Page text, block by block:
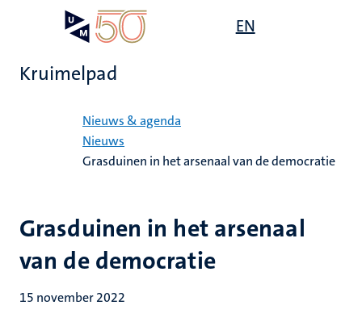
EN
Kruimelpad
Nieuws & agenda
Nieuws
Grasduinen in het arsenaal van de democratie
Grasduinen in het arsenaal
van de democratie
15 november 2022